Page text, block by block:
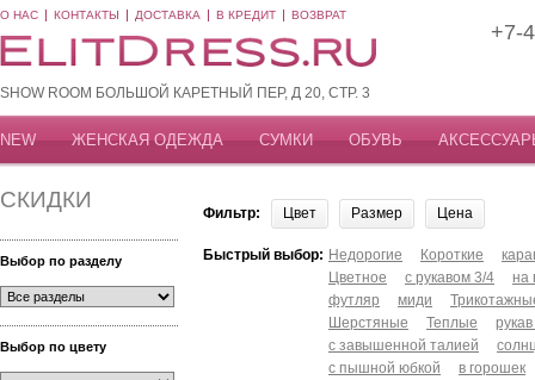
О НАС КОНТАКТЫ ДОСТАВКА В КРЕДИТ ВОЗВРАТ
SHOW ROOM БОЛЬШОЙ КАРЕТНЫЙ ПЕР, Д 20, СТР. 3
+7-
NEW ЖЕНСКАЯ ОДЕЖДА СУМКИ ОБУВЬ
СКИДКИ
Выбор по разделу
Выбор по цвету
Фильтр: Цвет Размер Цена
Быстрый выбор: Недорогие Короткие
Цветное
с рукавом 3/4
на
футляр
миди
Шерстяные
Теплые
с завышенной талией
с пышной юбкой
в горошек